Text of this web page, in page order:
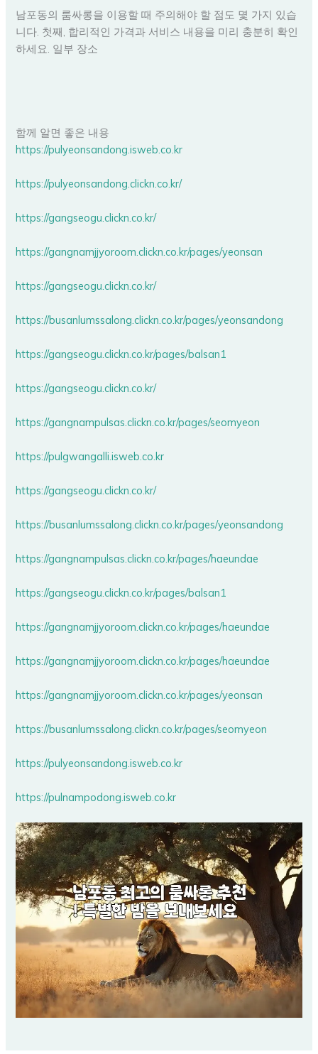
남포동의 룸싸롱을 이용할 때 주의해야 할 점도 몇 가지 있습
니다. 첫째, 합리적인 가격과 서비스 내용을 미리 충분히 확인
하세요. 일부 장소
함께 알면 좋은 내용
https://pulyeonsandong.isweb.co.kr
https://pulyeonsandong.clickn.co.kr/
https://gangseogu.clickn.co.kr/
https://gangnamjjyoroom.clickn.co.kr/pages/yeonsan
https://gangseogu.clickn.co.kr/
https://busanlumssalong.clickn.co.kr/pages/yeonsandong
https://gangseogu.clickn.co.kr/pages/balsan1
https://gangseogu.clickn.co.kr/
https://gangnampulsas.clickn.co.kr/pages/seomyeon
https://pulgwangalli.isweb.co.kr
https://gangseogu.clickn.co.kr/
https://busanlumssalong.clickn.co.kr/pages/yeonsandong
https://gangnampulsas.clickn.co.kr/pages/haeundae
https://gangseogu.clickn.co.kr/pages/balsan1
https://gangnamjjyoroom.clickn.co.kr/pages/haeundae
https://gangnamjjyoroom.clickn.co.kr/pages/haeundae
https://gangnamjjyoroom.clickn.co.kr/pages/yeonsan
https://busanlumssalong.clickn.co.kr/pages/seomyeon
https://pulyeonsandong.isweb.co.kr
https://pulnampodong.isweb.co.kr